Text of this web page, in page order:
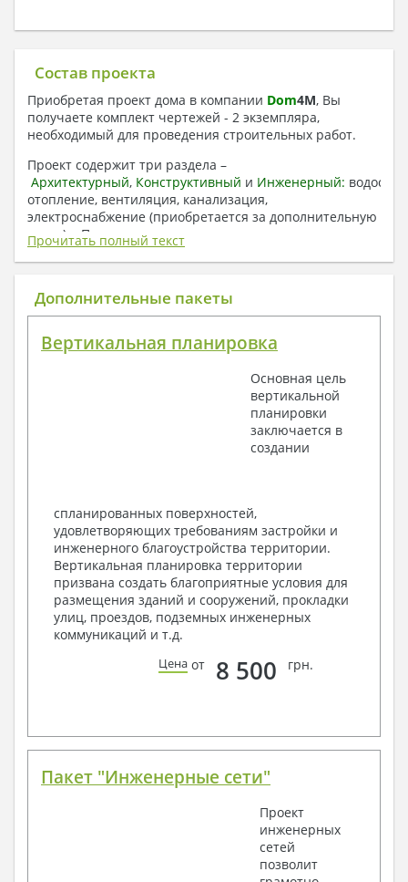
Состав проекта
Приобретая проект дома в компании Dom4M, Вы
получаете комплект чертежей - 2 экземпляра,
необходимый для проведения строительных работ.
Проект содержит три раздела –
Архитектурный, Конструктивный и Инженерный:
отопление, вентиляция, канализация,
электроснабжение (приобретается за дополнительную
плату) + Пояснительная записка.
1. Архитектурный раздел:
Общие данные по проекту
Поэтажные маркировочные планы с
Разрезы и состав конструкций
Фасады с ведомостью внешних отделок
Элементы проемов – спецификация
Ведомость перемычек – сечения и
Архитектурные узлы в конструкциях
2. Конструктивный раздел:
Общие данные по проекту
Схемы расположения и расчеты фундаментов
Элементы каркаса – схемы расположения
Схема расположения перекрытий
Опоры перекрытия на стены или Узлы
Элементы кровли – схемы расположения
3. Инженерный раздел (приобретается по желанию
за дополнительную плату):
Условные обозначения с общими данными
Поэтажная система водоснабжения и
Прочитать полный текст
Дополнительные пакеты
Вертикальная планировка
Основная цель
вертикальной
планировки
заключается в
создании
спланированных поверхностей,
удовлетворяющих требованиям застройки и
инженерного благоустройства территории.
Вертикальная планировка территории
призвана создать благоприятные условия для
размещения зданий и сооружений, прокладки
улиц, проездов, подземных инженерных
коммуникаций и т.д.
Цена от 8 500 грн.
Пакет "Инженерные сети"
Проект
инженерных
сетей
позволит